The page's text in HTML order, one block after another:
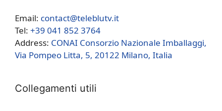
Email: contact@teleblutv.it
Tel: +39 041 852 3764
Address: CONAI Consorzio Nazionale Imballaggi,
Via Pompeo Litta, 5, 20122 Milano, Italia
Collegamenti utili